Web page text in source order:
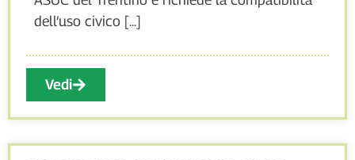
dell’uso civico [...]
Vedi